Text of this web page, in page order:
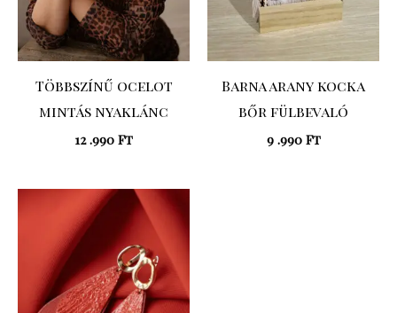
Többszínű ocelot
mintás nyaklánc
12 .990 Ft
Barna arany kocka
bőr fülbevaló
9 .990 Ft